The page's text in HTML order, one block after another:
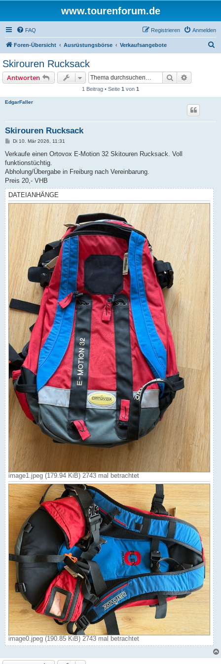
www.tourenforum.de
FAQ Anmelden
Registrieren
Foren-Übersicht Ausrüstungsbörse Verkaufsangebote
Skirouren Rucksack
Antworten Suche
1 Beitrag • Seite 1 von 1
EdgarFaller
Skirouren Rucksack
B
i
r
a
Di 10. Mär 2026, 11:31
Verkaufe einen Ortovox E-Motion 32 Skitouren Rucksack. Voll
funktionstüchtig.
Abholung/Übergabe in Freiburg nach Vereinbarung.
Preis 20,- VHB
DATEIANHÄNGE
image1.jpeg (179.94 KiB) 2743 mal betrachtet
image0.jpeg (190.85 KiB) 2743 mal betrachtet